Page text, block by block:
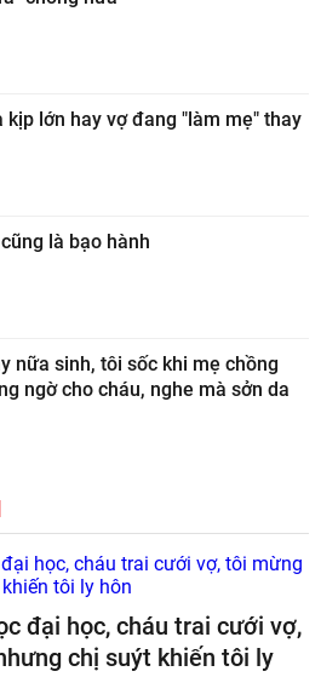
kịp lớn hay vợ đang "làm mẹ" thay
là bạo hành
nữa sinh, tôi sốc khi mẹ chồng
ngờ cho cháu, nghe mà sởn da
đại học, cháu trai cưới vợ,
chị suýt khiến tôi ly